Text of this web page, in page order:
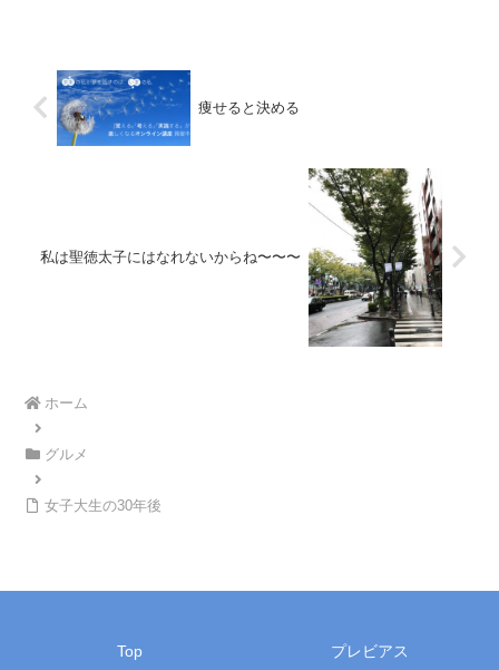
痩せると決める
私は聖徳太子にはなれないからね〜〜〜
ホーム
グルメ
女子大生の30年後
Top プレビアス